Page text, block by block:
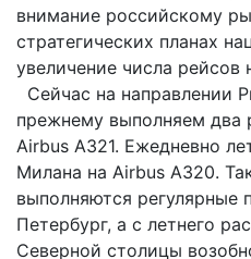
внимание российскому
стратегических планах
увеличение числа рейсов
Сейчас на
прежнему выполняем два
Airbus А321. Ежедневно
Милана на Airbus А320.
выполняются регулярные
Петербург, а с летнего
Северной столицы